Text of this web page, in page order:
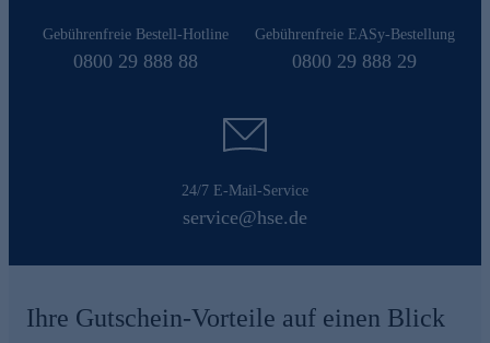
Gebührenfreie Bestell-Hotline
0800 29 888 88
Gebührenfreie EASy-Bestellung
0800 29 888 29
24/7 E-Mail-Service
service@hse.de
Ihre Gutschein-Vorteile auf einen Blick